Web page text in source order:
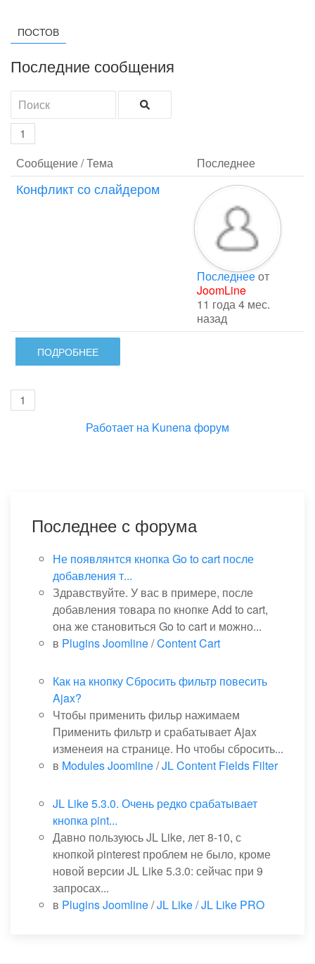
ПОСТОВ
Последние сообщения
1
Сообщение / Тема
Последнее
ПОДРОБНЕЕ
Конфликт со слайдером
Последнееот
JoomLine
11 года 4 мес.
назад
1
Работает на Kunena форум
Последнее с форума
Не появлянтся кнопка Go to cart после
добавления т...
Здравствуйте. У вас в примере, после
добавления товара по кнопке Add to cart,
она же становиться Go to cart и можно...
в Plugins Joomline/Content Cart
Как на кнопку Сбросить фильтр повесить
Ajax?
Чтобы применить фильр нажимаем
Применить фильтр и срабатывает Ajax
изменеия на странице. Но чтобы сбросить...
в Modules Joomline/JL Content Fields Filter
JL Like 5.3.0. Очень редко срабатывает
кнопка pint...
Давно пользуюсь JL Like, лет 8-10, с
кнопкой pinterest проблем не было, кроме
новой версии JL Like 5.3.0: сейчас при 9
запросах...
в Plugins Joomline/JL Like / JL Like PRO